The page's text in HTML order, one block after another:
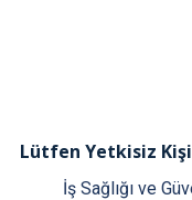
Lütfen Yetkisiz
İş Sağlığı ve